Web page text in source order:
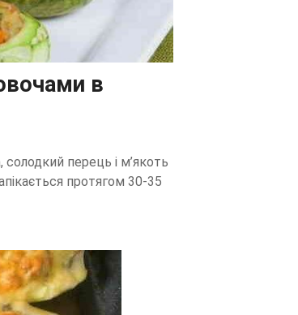
в
перець і м’якоть
протягом 30-35